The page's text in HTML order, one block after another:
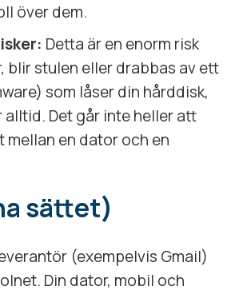
över dem.
Detta är en enorm risk
blir stulen eller drabbas av ett
som låser din hårddisk,
Det går inte heller att
en dator och en
sättet)
(exempelvis Gmail)
Din dator, mobil och